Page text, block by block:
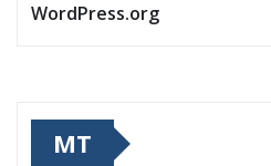
WordPress.org
MT